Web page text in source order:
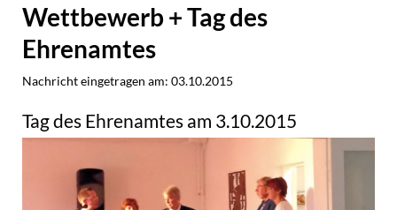
Wettbewerb + Tag des
Ehrenamtes
Nachricht eingetragen am: 03.10.2015
Tag des Ehrenamtes am 3.10.2015